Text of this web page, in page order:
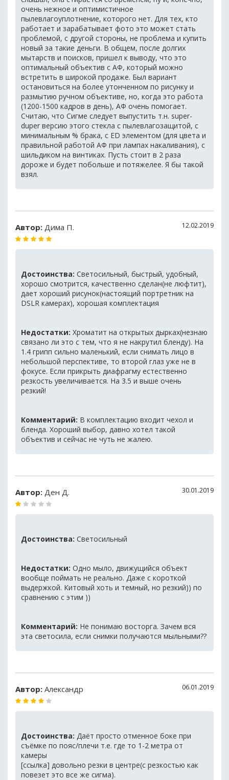
очень нежное и оптимистичное
пылевлагоуплотнение, которого нет. Для тех, кто
работает и зарабатывает фото это может стать
проблемой, с другой стороны, не проблема и купить
новый за такие деньги. В общем, после долгих
мытарств и поисков, пришел к выводу, что это
оптимальный объектив с АФ, который можно
встретить в широкой продаже. Был вариант
остановиться на более утонченном по рисунку и
размытию ручном объективе, но, когда это работа
(1200-1500 кадров в день), АФ очень помогает.
Считаю, что Сигме следует выпустить т.н. super-
duper версию этого стекла с пылевлагозащитой, с
минимальным % брака, с ED элементом (для цвета и
правильной работой АФ при лампах накаливания), с
шильдиком на винтиках. Пусть стоит в 2 раза
дороже и будет побольше и потяжелее. Я бы такой
взял.
Автор: Дима П. 12.02.2019
Достоинства: Светосильный, быстрый, удобный,
хорошо смотрится, качественно сделан(не люфтит),
дает хороший рисунок(настоящий портретник на
DSLR камерах), хорошая комплектация
Недостатки: Хроматит на открытых дырках(незнаю
связано ли это с тем, что я не накрутил бленду). На
1.4 грипп сильно маленький, если снимать лицо в
небольшой перспективе, то второй глаз уже не в
фокусе. Если прикрыть диафрагму естественно
резкость увеличивается. На 3.5 и выше очень
резкий!
Комментарий: В комплектацию входит чехол и
бленда. Хороший выбор, давно хотел такой
объектив и сейчас не чуть не жалею.
Автор: Ден Д. 30.01.2019
Достоинства: Светосильный
Недостатки: Одно мыло, движущийся объект
вообще поймать не реально. Даже с короткой
выдержкой. Китовый хоть и темный, но резкий)) по
сравнению с этим ))
Комментарий: Не понимаю восторга. Зачем вся
эта светосила, если снимки получаются мыльными??
Автор: Александр 06.01.2019
Достоинства: Даёт просто отменное боке при
съёмке по пояс/плечи т.е. где то 1-2 метра от
камеры
[ссылка] довольно резки в центре(с резкостью как
повезет это все же сигма).